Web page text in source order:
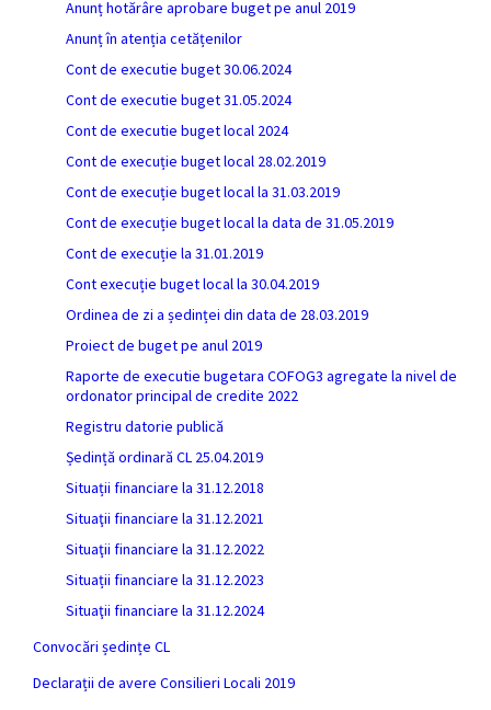
Anunț hotărâre aprobare buget pe anul 2019
Anunț în atenția cetățenilor
Cont de executie buget 30.06.2024
Cont de executie buget 31.05.2024
Cont de executie buget local 2024
Cont de execuție buget local 28.02.2019
Cont de execuție buget local la 31.03.2019
Cont de execuție buget local la data de 31.05.2019
Cont de execuție la 31.01.2019
Cont execuție buget local la 30.04.2019
Ordinea de zi a ședinței din data de 28.03.2019
Proiect de buget pe anul 2019
Raporte de executie bugetara COFOG3 agregate la nivel de
ordonator principal de credite 2022
Registru datorie publică
Ședință ordinară CL 25.04.2019
Situații financiare la 31.12.2018
Situaţii financiare la 31.12.2021
Situaţii financiare la 31.12.2022
Situații financiare la 31.12.2023
Situaţii financiare la 31.12.2024
Convocări ședințe CL
Declarații de avere Consilieri Locali 2019